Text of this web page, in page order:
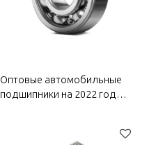
Оптовые автомобильные
подшипники на 2022 год